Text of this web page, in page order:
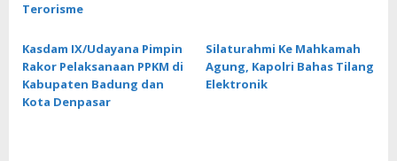
Terorisme
Kasdam IX/Udayana Pimpin
Rakor Pelaksanaan PPKM di
Kabupaten Badung dan
Kota Denpasar
Silaturahmi Ke Mahkamah
Agung, Kapolri Bahas Tilang
Elektronik